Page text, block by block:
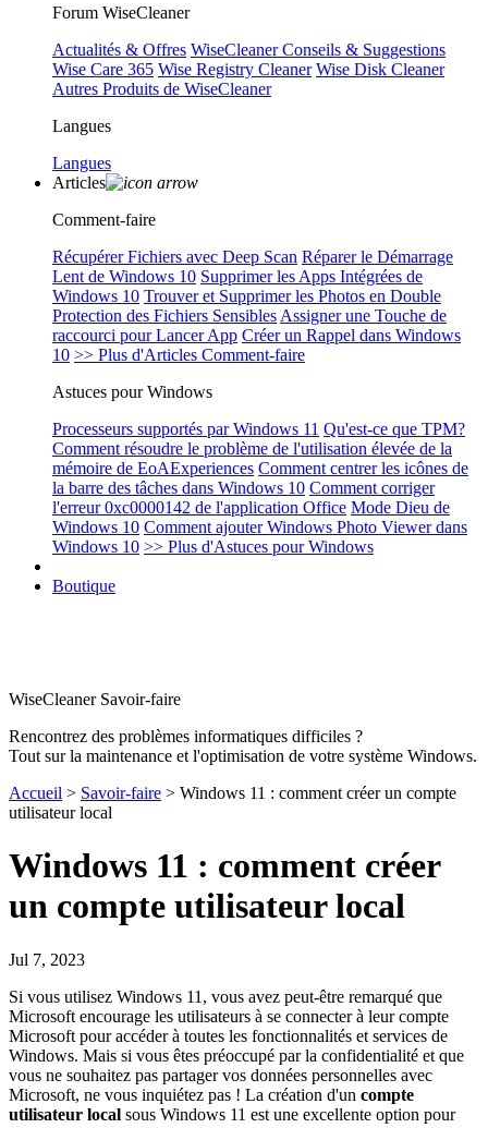
Forum WiseCleaner
Actualités & Offres WiseCleaner Conseils & Suggestions
Wise Care 365 Wise Registry Cleaner Wise Disk Cleaner
Autres Produits de WiseCleaner
Langues
Langues
Articles
Comment-faire
Récupérer Fichiers avec Deep Scan Réparer le Démarrage
Lent de Windows 10 Supprimer les Apps Intégrées de
Windows 10 Trouver et Supprimer les Photos en Double
Protection des Fichiers Sensibles Assigner une Touche de
raccourci pour Lancer App Créer un Rappel dans Windows
10 >> Plus d'Articles Comment-faire
Astuces pour Windows
Processeurs supportés par Windows 11 Qu'est-ce que TPM?
Comment résoudre le problème de l'utilisation élevée de la
mémoire de EoAExperiences Comment centrer les icônes de
la barre des tâches dans Windows 10 Comment corriger
l'erreur 0xc0000142 de l'application Office Mode Dieu de
Windows 10 Comment ajouter Windows Photo Viewer dans
Windows 10 >> Plus d'Astuces pour Windows
Boutique
WiseCleaner Savoir-faire
Rencontrez des problèmes informatiques difficiles ?
Tout sur la maintenance et l'optimisation de votre système Windows.
Accueil > Savoir-faire > Windows 11 : comment créer un compte
utilisateur local
Windows 11 : comment créer
un compte utilisateur local
Jul 7, 2023
Si vous utilisez Windows 11, vous avez peut-être remarqué que
Microsoft encourage les utilisateurs à se connecter à leur compte
Microsoft pour accéder à toutes les fonctionnalités et services de
Windows. Mais si vous êtes préoccupé par la confidentialité et que
vous ne souhaitez pas partager vos données personnelles avec
Microsoft, ne vous inquiétez pas ! La création d'un compte
utilisateur local sous Windows 11 est une excellente option pour